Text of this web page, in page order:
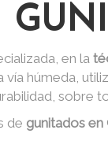
en la
vía húmeda,
sobre
de gunitados en